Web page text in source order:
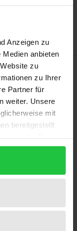
Anzeigen zu
anbieten
zu
zu Ihrer
Partner für
weiter. Unsere
mit
bereitgestellt